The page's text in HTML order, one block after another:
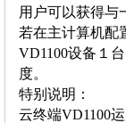
用户可以获得与
若在主计算机配
VD1100设备１
度。
特别说明：
云终端VD1100